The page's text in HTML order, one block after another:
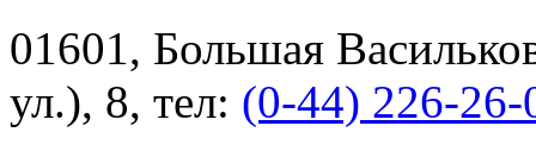
01601, Большая
ул.), 8, тел: (0-44) 226-26-